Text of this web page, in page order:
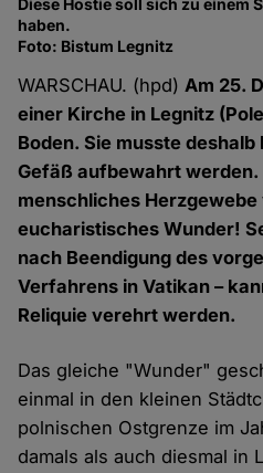
Diese Hostie soll sich zu einem
haben.
Foto: Bistum Legnitz
WARSCHAU. (hpd)Am 25.
einer Kirche in Legnitz
Boden. Sie musste
Gefäß aufbewahrt werden.
menschliches
eucharistisches Wunder!
nach Beendigung des
Verfahrens in Vatikan –
Reliquie verehrt werden.
Das gleiche "Wunder"
einmal in den kleinen
polnischen Ostgrenze im
damals als auch diesmal in